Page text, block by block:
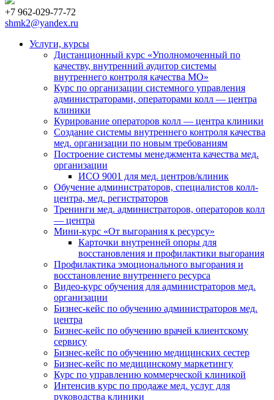
+7 962-029-77-72
shmk2@yandex.ru
Услуги, курсы
Дистанционный курс «Уполномоченный по
качеству, внутренний аудитор системы
внутреннего контроля качества МО»
Курс по организации системного управления
администраторами, операторами колл — центра
клиники
Курирование операторов колл — центра клиники
Создание системы внутреннего контроля качества
мед. организации по новым требованиям
Построение системы менеджмента качества мед.
организации
ИСО 9001 для мед. центров/клиник
Обучение администраторов, специалистов колл-
центра, мед. регистраторов
Тренинги мед. администраторов, операторов колл
— центра
Мини-курс «От выгорания к ресурсу»
Карточки внутренней опоры для
восстановления и профилактики выгорания
Профилактика эмоционального выгорания и
восстановление внутреннего ресурса
Видео-курс обучения для администраторов мед.
организации
Бизнес-кейс по обучению администраторов мед.
центра
Бизнес-кейс по обучению врачей клиентскому
сервису
Бизнес-кейс по обучению медицинских сестер
Бизнес-кейс по медицинскому маркетингу
Курс по управлению коммерческой клиникой
Интенсив курс по продаже мед. услуг для
руководства клиники